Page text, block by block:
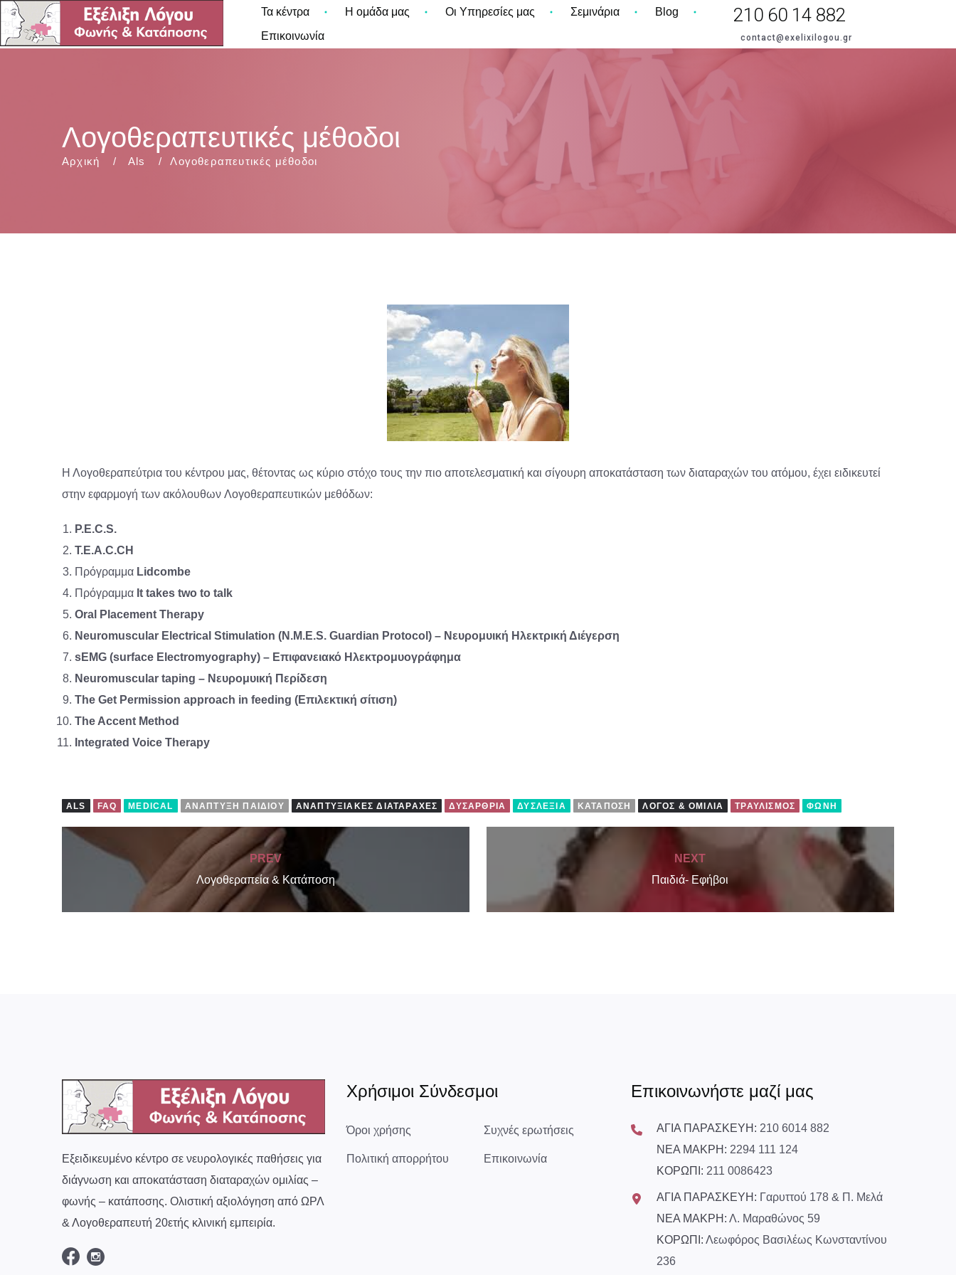
Τα κέντρα Η ομάδα μας Οι Υπηρεσίες μας Σεμινάρια
Blog
Επικοινωνία
210 60 14 882
contact@exelixilogou.gr
Λογοθεραπευτικές μέθοδοι
Αρχική Als Λογοθεραπευτικές μέθοδοι
Η Λογοθεραπεύτρια του κέντρου μας, θέτοντας ως κύριο στόχο τους την πιο αποτελεσματική και σίγουρη αποκατάσταση των διαταραχών του ατόμου, έχει ειδικευτεί
στην εφαρμογή των ακόλουθων Λογοθεραπευτικών μεθόδων:
P.E.C.S.
T.E.A.C.CH
Πρόγραμμα Lidcombe
Πρόγραμμα It takes two to talk
Oral Placement Therapy
Neuromuscular Electrical Stimulation (N.M.E.S. Guardian Protocol) – Νευρομυική Ηλεκτρική Διέγερση
sEMG (surface Electromyography) – Επιφανειακό Ηλεκτρομυογράφημα
Neuromuscular taping – Νευρομυική Περίδεση
The Get Permission approach in feeding (Επιλεκτική σίτιση)
The Accent Method
Integrated Voice Therapy
ALS FAQ MEDICAL ΑΝΆΠΤΥΞΗ ΠΑΙΔΙΟΎ ΑΝΑΠΤΥΞΙΑΚΈΣ ΔΙΑΤΑΡΑΧΈΣ ΔΥΣΑΡΘΡΊΑ ΔΥΣΛΕΞΊΑ ΚΑΤΆΠΟΣΗ ΛΌΓΟΣ & ΟΜΙΛΊΑ ΤΡΑΥΛΙΣΜΌΣ ΦΩΝΉ
PREV
Λογοθεραπεία & Κατάποση
NEXT
Παιδιά- Εφήβοι
Εξειδικευμένο κέντρο σε νευρολογικές παθήσεις για
διάγνωση και αποκατάσταση διαταραχών ομιλίας –
φωνής – κατάποσης. Ολιστική αξιολόγηση από ΩΡΛ
& Λογοθεραπευτή 20ετής κλινική εμπειρία.
Χρήσιμοι Σύνδεσμοι
Όροι χρήσης
Πολιτική απορρήτου
Συχνές ερωτήσεις
Επικοινωνία
Επικοινωνήστε μαζί μας
ΑΓΙΑ ΠΑΡΑΣΚΕΥΗ: 210 6014 882
ΝΕΑ ΜΑΚΡΗ: 2294 111 124
ΚΟΡΩΠΙ: 211 0086423
ΑΓΙΑ ΠΑΡΑΣΚΕΥΗ: Γαρυττού 178 & Π. Μελά
ΝΕΑ ΜΑΚΡΗ: Λ. Μαραθώνος 59
ΚΟΡΩΠΙ: Λεωφόρος Βασιλέως Κωνσταντίνου
236